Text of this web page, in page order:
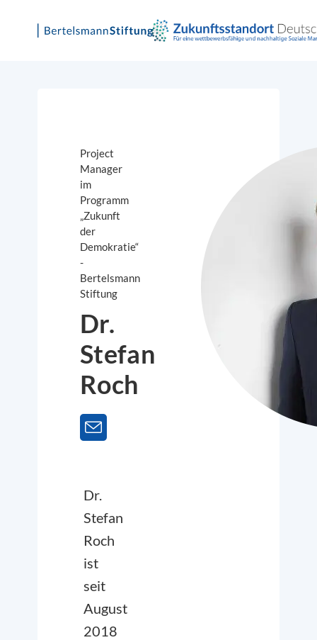
Project
Manager
im
Programm
„Zukunft
der
Demokratie“
-
Bertelsmann
Stiftung
Dr.
Stefan
Roch
Dr.
Stefan
Roch
ist
seit
August
2018